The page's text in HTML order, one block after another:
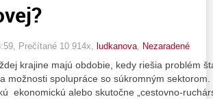
, Prečítané 10 914x, ludkanova Nezaradené
krajine majú obdobie, kedy riešia problém
možnosti spolupráce so súkromným
ekonomickú alebo skutočne „cestovno-